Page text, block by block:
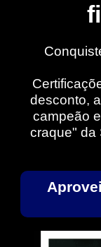
desconto,
campeão
craque" da